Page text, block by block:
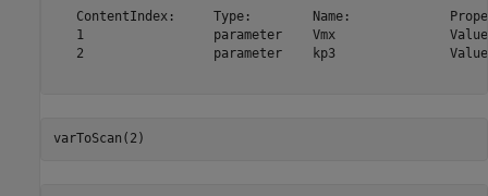
ContentIndex:     Type:        Name:
1                 parameter    Vmx
2                 parameter    kp3
varToScan(2)